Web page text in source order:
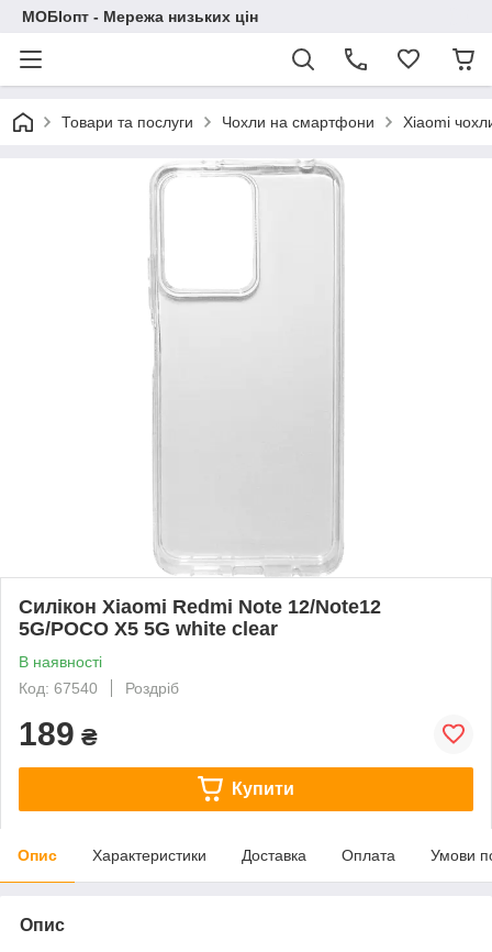
МОБІопт - Мережа низьких цін
Товари та послуги Чохли на смартфони Xiaomi
Силікон Xiaomi Redmi Note 12/Note12
5G/POCO X5 5G white clear
В наявності
Код: 67540
Роздріб
189 ₴
Купити
Опис Характеристики Доставка Оплата Умови
Опис